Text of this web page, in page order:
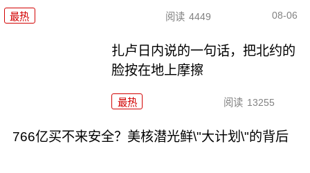
最热 阅读 4449 08-06
扎卢日内说的一句话，把北约的
脸按在地上摩擦
最热 阅读 13255
766亿买不来安全？美核潜光鲜\"大计划\"的背后